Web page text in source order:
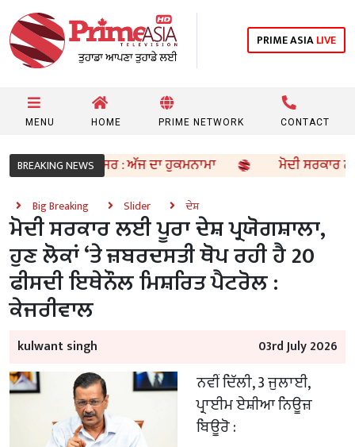
PRIME ASIALIVE
MENU HOME PRIME NETWORK CONTACT
BREAKING NEWS
ਸ੍ਰੀ ਅੰਮ੍ਰਿਤਸਰ : ਅੱਜ ਦਾ ਹੁਕਮਨਾਮਾ ਮੋਦੀ ਸਰਕਾਰ ਲਈ
Big Breaking Slider ਦੇਸ਼
ਮੋਦੀ ਸਰਕਾਰ ਲਈ ਪੂਰਾ ਦੇਸ਼ ਪ੍ਰਯੋਗਸ਼ਾਲਾ,
ਹੁਣ ਲੋਕਾਂ ‘ਤੇ ਜ਼ਬਰਦਸਤੀ ਥੋਪ ਰਹੀ ਹੈ 20
ਫੀਸਦੀ ਇਥੇਨੌਲ ਮਿਸ਼ਰਿਤ ਪੈਟਰੋਲ :
ਕੇਜਰੀਵਾਲ
kulwant singh 03rd July 2026
ਨਵੀਂ ਦਿੱਲੀ, 3 ਜੁਲਾਈ,
ਪ੍ਰਾਈਮ ਏਸ਼ੀਆ ਨਿਊਜ਼
ਬਿਊਰੋ :